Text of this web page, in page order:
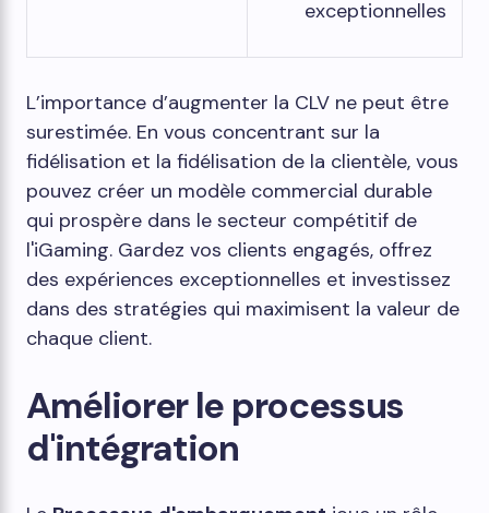
exceptionnelles
L’importance d’augmenter la CLV ne peut être
surestimée. En vous concentrant sur la
fidélisation et la fidélisation de la clientèle, vous
pouvez créer un modèle commercial durable
qui prospère dans le secteur compétitif de
l'iGaming. Gardez vos clients engagés, offrez
des expériences exceptionnelles et investissez
dans des stratégies qui maximisent la valeur de
chaque client.
Améliorer le processus
d'intégration